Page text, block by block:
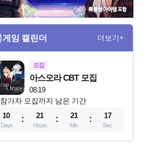
게임 캘린더 더보기+
모집
08.19
아스오라 CBT 모집
참가자 모집까지 남은 기간
10
Days
21
Hours
21
Min
16
Sec